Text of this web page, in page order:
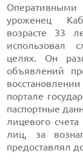
уроженец
возрасте 33
использовал
целях. Он
объявлений
портале
паспортные
лицевого
лиц, за
предоставлял